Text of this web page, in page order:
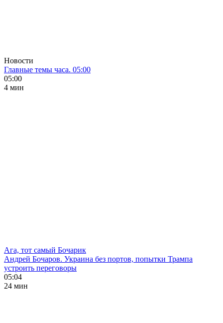
Новости
Главные темы часа. 05:00
05:00
4 мин
Ага, тот самый Бочарик
Андрей Бочаров. Украина без портов, попытки Трампа
устроить переговоры
05:04
24 мин